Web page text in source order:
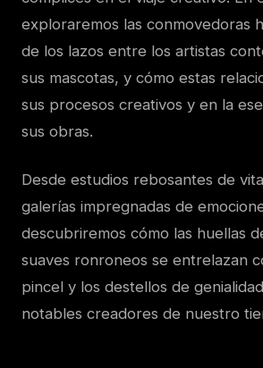
exploraremos las conmovedoras
de los lazos entre los artistas
sus mascotas, y cómo estas
sus procesos creativos y en la
sus obras.
Desde estudios rebosantes de
galerías impregnadas de
descubriremos cómo las huellas
suaves ronroneos se entrelazan
pincel y los destellos de
notables creadores de nuestro